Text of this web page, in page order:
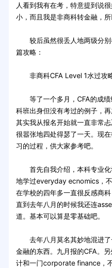
人看到我有在考，特意提到说
小，而且我是非商科转金融，所
较后虽然很丢人地两级分别
篇攻略：
非商科CFA Level 1水过攻
等了一个多月，CFA的成绩
科班出身但没有考过的例子，
其实我从报名开始就一直非常
很嚣张地四处得瑟了一天。现
习的过程，供大家参考吧。
首先自我介绍，本科专业化
地学过everyday ecnomics，
在学校的四年多一直很反感商
直到去年八月的时候我还连
道。基本可以算是零基础吧。
去年八月莫名其妙地混进了
金融的东西。九月报的CFA。
计和一门corporate finance，